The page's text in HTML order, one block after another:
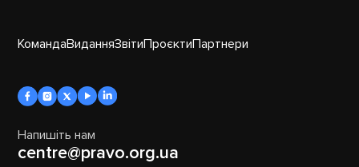
КомандаВиданняЗвітиПроєктиПартнери
Напишіть нам
centre@pravo.org.ua